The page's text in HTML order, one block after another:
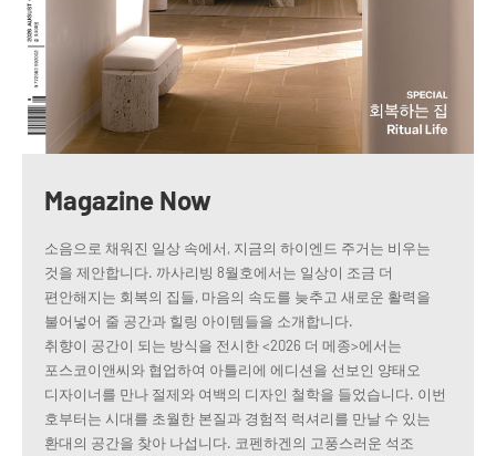
Magazine Now
소음으로 채워진 일상 속에서, 지금의 하이엔드 주거는 비우는
것을 제안합니다. 까사리빙 8월호에서는 일상이 조금 더
편안해지는 회복의 집들, 마음의 속도를 늦추고 새로운 활력을
불어넣어 줄 공간과 힐링 아이템들을 소개합니다.
취향이 공간이 되는 방식을 전시한 <2026 더 메종>에서는
포스코이앤씨와 협업하여 아틀리에 에디션을 선보인 양태오
디자이너를 만나 절제와 여백의 디자인 철학을 들었습니다. 이번
호부터는 시대를 초월한 본질과 경험적 럭셔리를 만날 수 있는
환대의 공간을 찾아 나섭니다. 코펜하겐의 고풍스러운 석조